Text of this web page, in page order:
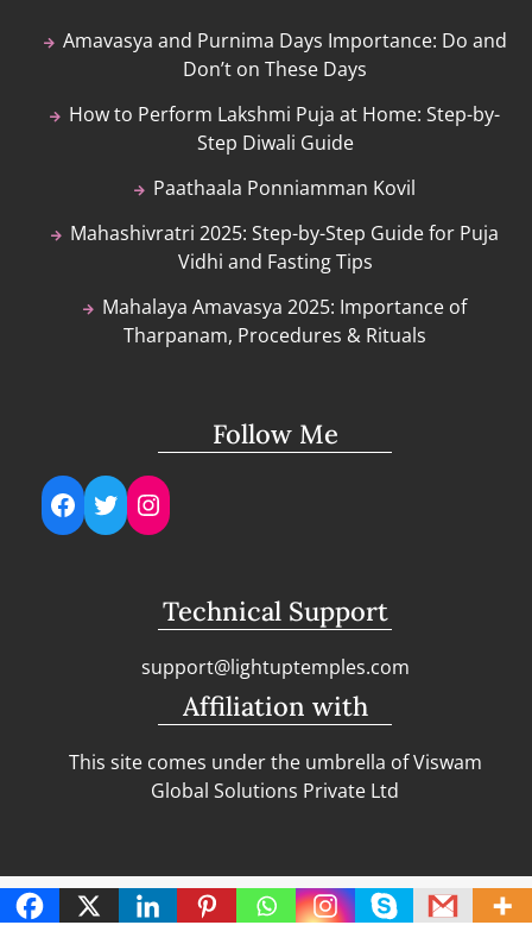
Amavasya and Purnima Days Importance: Do and
Don’t on These Days
How to Perform Lakshmi Puja at Home: Step-by-
Step Diwali Guide
Paathaala Ponniamman Kovil
Mahashivratri 2025: Step-by-Step Guide for Puja
Vidhi and Fasting Tips
Mahalaya Amavasya 2025: Importance of
Tharpanam, Procedures & Rituals
Follow Me
Facebook
TwitterInstagram
Technical Support
support@lightuptemples.com
Affiliation with
This site comes under the umbrella of Viswam
Global Solutions Private Ltd